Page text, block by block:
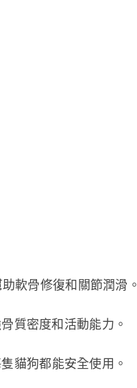
軟骨修復和關節潤滑。
質密度和活動能力。
貓狗都能安全使用。